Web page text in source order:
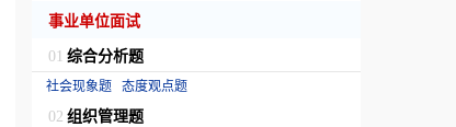
事业单位面试
01 综合分析题
社会现象题 态度观点题
02 组织管理题